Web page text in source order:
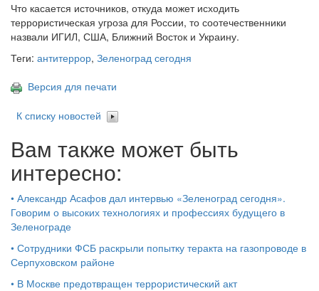
Что касается источников, откуда может исходить
террористическая угроза для России, то соотечественники
назвали ИГИЛ, США, Ближний Восток и Украину.
Теги: антитеррор, Зеленоград сегодня
Версия для печати
К списку новостей
Вам также может быть
интересно:
• Александр Асафов дал интервью «Зеленоград сегодня».
Говорим о высоких технологиях и профессиях будущего в
Зеленограде
• Сотрудники ФСБ раскрыли попытку теракта на газопроводе в
Серпуховском районе
• В Москве предотвращен террористический акт